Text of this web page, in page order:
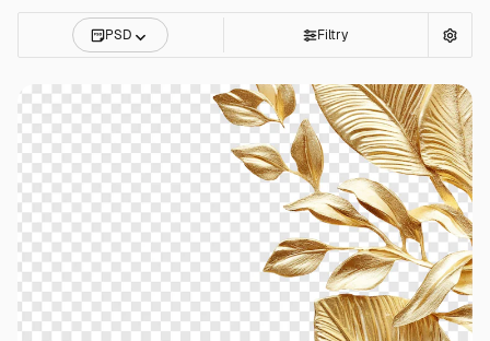
PSD Filtry